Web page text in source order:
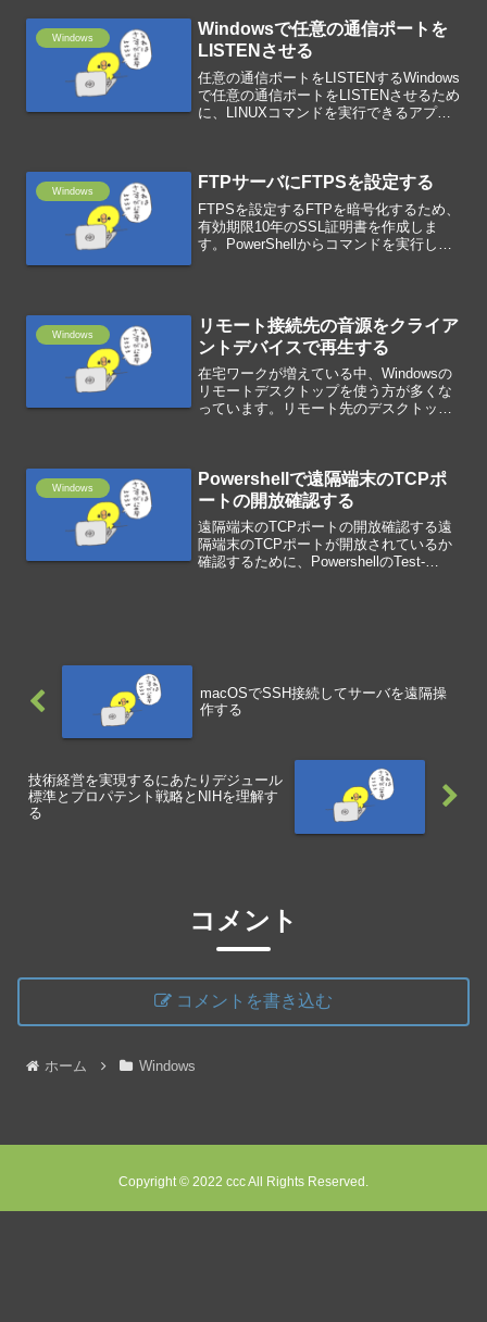
上...
Windows
Windowsで任意の通信ポートを
LISTENさせる
任意の通信ポートをLISTENするWindows
で任意の通信ポートをLISTENさせるため
に、LINUXコマンドを実行できるアプリ
Windows FTPサーバにFTPSを設定する
FTPSを設定するFTPを暗号化するため、
有効期限10年のSSL証明書を作成しま
す。PowerShellからコマンドを実行しま
Windows
リモート接続先の音源をクライア
ントデバイスで再生する
在宅ワークが増えている中、Windowsの
リモートデスクトップを使う方が多くな
っています。リモート先のデスクトップ
リモートデスクトッ...
Windows
Powershellで遠隔端末のTCPポ
ートの開放確認する
遠隔端末のTCPポートの開放確認する遠
隔端末のTCPポートが開放されているか
確認するために、PowershellのTest-
macOSでSSH接続してサーバを遠隔操
作する
技術経営を実現するにあたりデジュール
標準とプロパテント戦略とNIHを理解す
る
コメント
コメントを書き込む
ホーム Windows
Copyright © 2022 ccc All Rights Reserved.